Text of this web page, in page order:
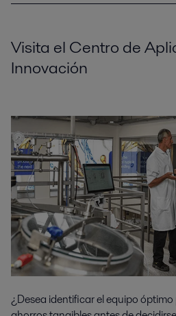
Visita el Centro de
Innovación
¿Desea identificar el equipo